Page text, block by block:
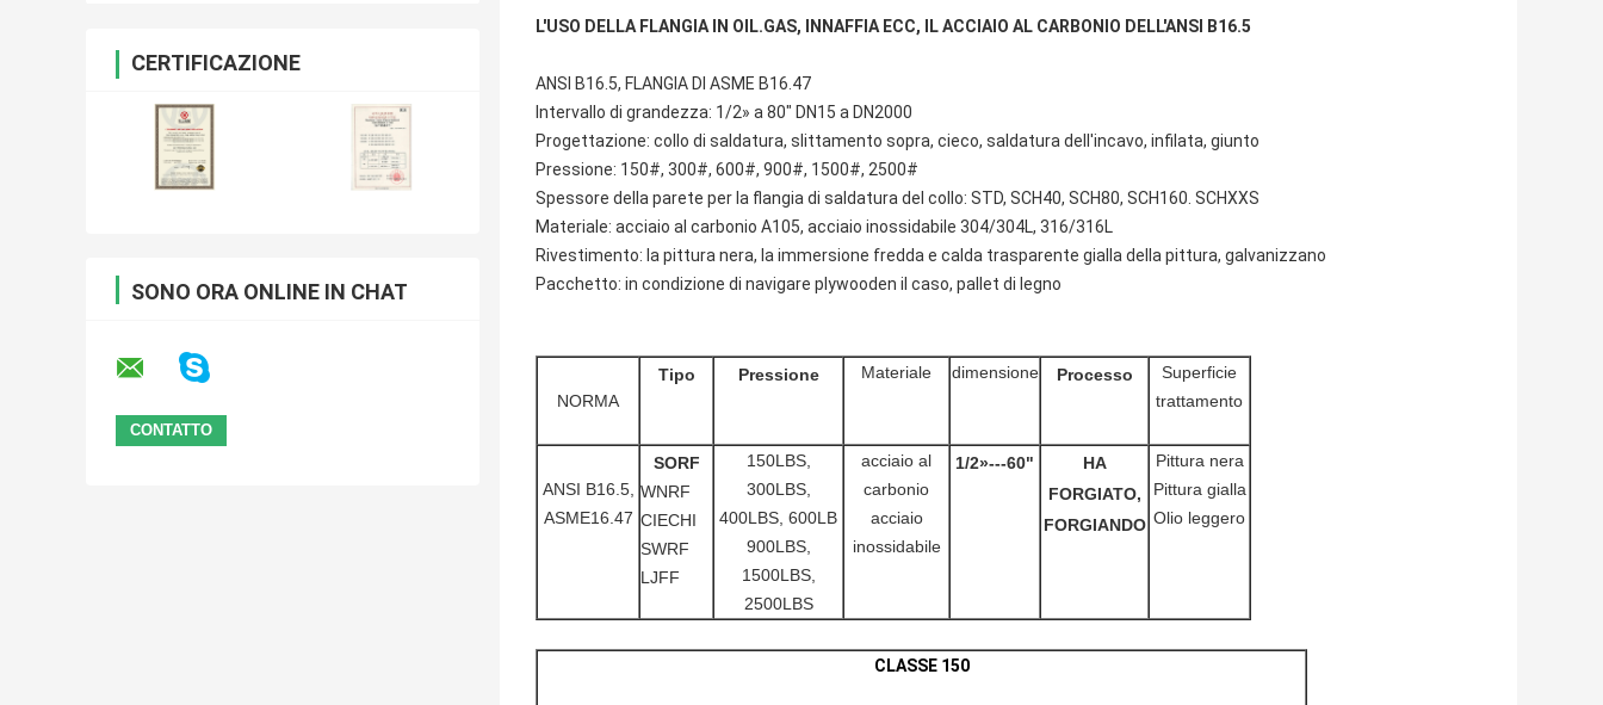
CERTIFICAZIONE
SONO ORA ONLINE IN CHAT
L'USO DELLA FLANGIA IN OIL.GAS, INNAFFIA ECC, IL ACCIAIO AL CARBONIO DELL'ANSI B16.5
ANSI B16.5, FLANGIA DI ASME B16.47
Intervallo di grandezza: 1/2» a 80" DN15 a DN2000
Progettazione: collo di saldatura, slittamento sopra, cieco, saldatura dell'incavo, infilata, giunto
Pressione: 150#, 300#, 600#, 900#, 1500#, 2500#
Spessore della parete per la flangia di saldatura del collo: STD, SCH40, SCH80, SCH160. SCHXXS
Materiale: acciaio al carbonio A105, acciaio inossidabile 304/304L, 316/316L
Rivestimento: la pittura nera, la immersione fredda e calda trasparente gialla della pittura, galvanizzano
Pacchetto: in condizione di navigare plywooden il caso, pallet di legno
NORMA
Tipo Pressione Materiale dimensione Processo
Superficie
trattamento
ANSI B16.5,
ASME16.47
SORF
WNRF
CIECHI
SWRF
LJFF
150LBS,
300LBS,
400LBS, 600LB
900LBS,
1500LBS,
2500LBS
acciaio al
carbonio
acciaio
inossidabile
1/2»---60"
HA
FORGIATO,
FORGIANDO
Pittura nera
Pittura gialla
Olio leggero
CLASSE 150